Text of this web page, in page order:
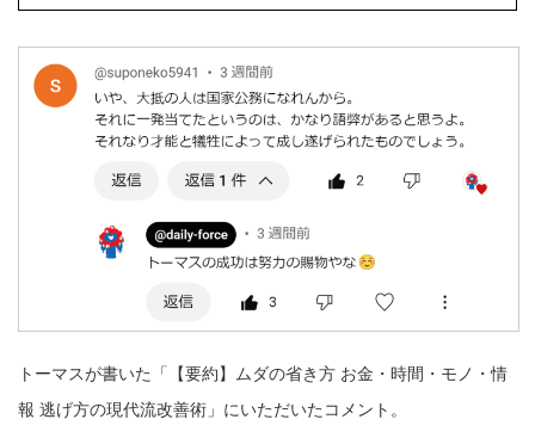
トーマスが書いた「【要約】ムダの省き方 お金・時間・モノ・情
報 逃げ方の現代流改善術」にいただいたコメント。